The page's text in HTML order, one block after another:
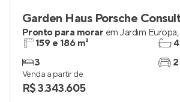
Garden Haus Porsche
Pronto para morar em Jardim Europa,
159 e 186 m²
3
4
Venda a partir de
R$ 3.343.605